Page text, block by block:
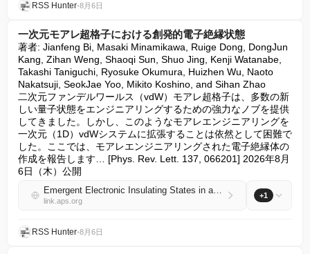
RSS Hunter•8月6日
一次元モアレ超格子における創発的電子絶縁状態
著者: Jianfeng Bi, Masaki Minamikawa, Ruige Dong, DongJun
Kang, Zihan Weng, Shaoqi Sun, Shuo Jing, Kenji Watanabe,
Takashi Taniguchi, Ryosuke Okumura, Huizhen Wu, Naoto
Nakatsuji, SeokJae Yoo, Mikito Koshino, and Sihan Zhao
二次元ファンデルワールス（vdW）モアレ超格子は、多数の新
しい量子状態をエンジニアリングするための強力なノブを提供
してきました。しかし、このようなモアレエンジニアリングを
一次元（1D）vdWシステムに拡張することは依然として困難で
した。ここでは、モアレエンジニアリングされた電子絶縁体の
作成を報告します… [Phys. Rev. Lett. 137, 066201] 2026年8月
6日（木）公開
Emergent Electronic Insulating States in a One-Dimensional Moiré Superlattice
link.aps.org
+1
RSS Hunter•8月6日